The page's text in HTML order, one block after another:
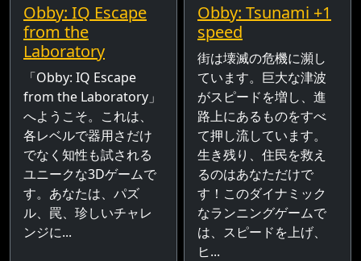
Obby: IQ Escape
from the
Laboratory
「Obby: IQ Escape
from the Laboratory」
へようこそ。これは、
各レベルで器用さだけ
でなく知性も試される
ユニークな3Dゲームで
す。あなたは、パズ
ル、罠、珍しいチャレ
ンジに...
Obby: Tsunami +1
speed
街は壊滅の危機に瀕し
ています。巨大な津波
がスピードを増し、進
路上にあるものをすべ
て押し流しています。
生き残り、住民を救え
るのはあなただけで
す！このダイナミック
なランニングゲームで
は、スピードを上げ、
ヒ...